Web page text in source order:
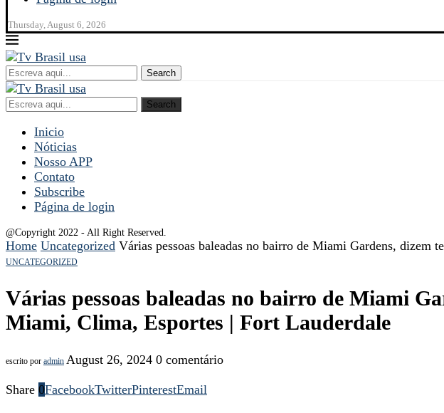
Thursday, August 6, 2026
Search
Search
Inicio
Nóticias
Nosso APP
Contato
Subscribe
Página de login
@Copyright 2022 - All Right Reserved.
Home Uncategorized Várias pessoas baleadas no bairro de Miami Gardens,
UNCATEGORIZED
Várias pessoas baleadas no bairro de Miami
Miami, Clima, Esportes | Fort Lauderdale
escrito por admin August 26, 2024 0 comentário
Share 0FacebookTwitterPinterestEmail